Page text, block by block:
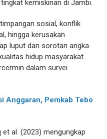
kemiskinan di Jambi.
sosial, konflik
hingga kerusakan
luput dari sorotan angka
hidup masyarakat
dalam survei
Anggaran, Pemkab Tebo
al. (2023) mengungkap